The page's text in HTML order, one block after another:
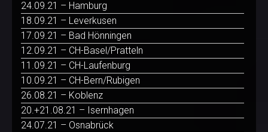
24.09.21 – Hamburg
18.09.21 – Leverkusen
17.09.21 – Bad Hönningen
12.09.21 – CH-Basel/Pratteln
11.09.21 – CH-Laufenburg
10.09.21 – CH-Bern/Rubigen
26.08.21 – Koblenz
20.+21.08.21 – Isernhagen
24.07.21 – Osnabrück